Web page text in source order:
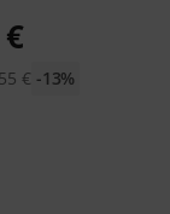
€
€ -13%